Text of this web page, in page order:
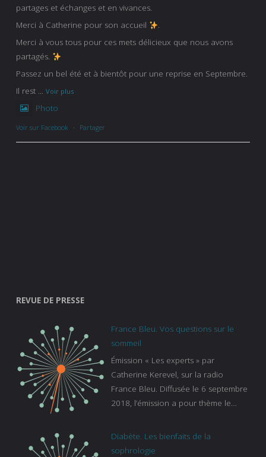
partages et échanges et en vivances.
Merci à Catherine pour son accueil
.
Merci à vous tous pour ces mets délicieux que nous avons
partagés.
Passez un bel été et à bientôt pour une reprise en Septembre.
Il rest ... Voir plus
Photo
Voir sur Facebook · Partager
REVUE DE PRESSE
France Bleu. Vos questions sur le
sommeil
Émission « Les experts » par
Catherine Kerevel, sur la radio
France Bleu. Diffusée le 6 septembre
2018, l’émission a pour thème le
bleu :
https://www.francebleu.fr/emissions/l
Diabète. Les bienfaits de la
sophrologie